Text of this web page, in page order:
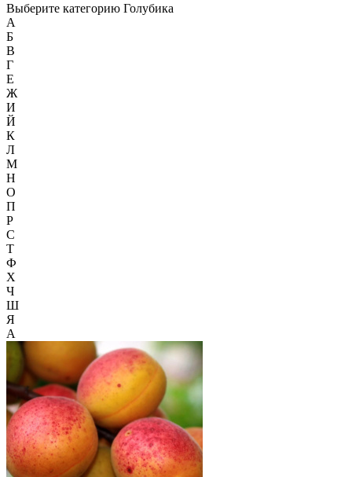
Выберите категорию Голубика
А
Б
В
Г
Е
Ж
И
Й
К
Л
М
Н
О
П
Р
С
Т
Ф
Х
Ч
Ш
Я
А